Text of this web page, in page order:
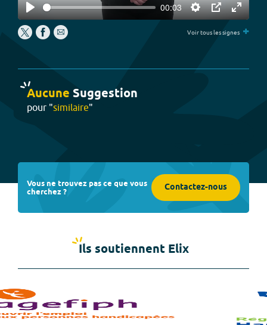
Play
00:03
Settings
PIP
Enter
Voir tous les signes +
Aucune Suggestion
pour "similaire"
Vous ne trouvez pas ce que vous
cherchez ? Contactez-nous
Ils soutiennent Elix